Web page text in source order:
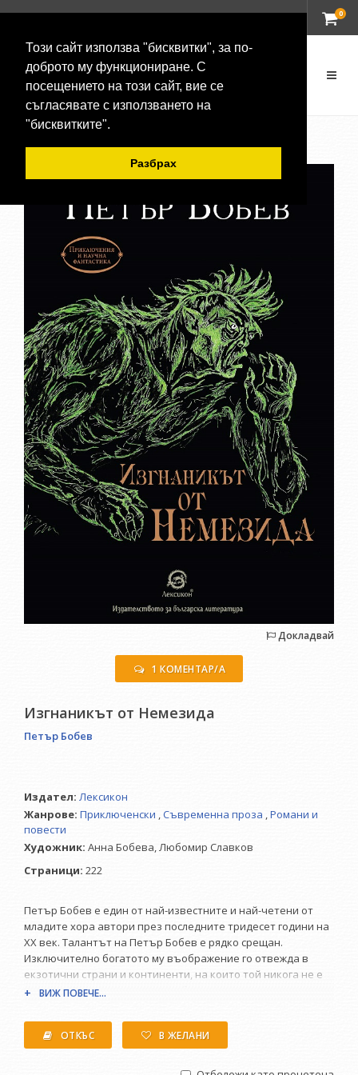
Този сайт използва "бисквитки", за по-
доброто му функциониране. С
посещението на този сайт, вие се
съгласявате с използването на
"бисквитките".
Разбрах
0
Докладвай
1 КОМЕНТАР/А
Изгнаникът от Немезида
Петър Бобев
Издател: Лексикон
Жанрове: Приключенски ,Съвременна проза ,Романи и
повести
Художник: Анна Бобева,Любомир Славков
Страници: 222
Петър Бобев е един от най-известните и най-четени от
младите хора автори през последните тридесет години на
XX век. Талантът на Петър Бобев е рядко срещан.
Изключително богатото му въображение го отвежда в
екзотични страни и континенти, на които той никога не е
стъпвал. Разказаното за тях обаче звучи така
Романът му "Изгнаникът от Немезида", който сега се
ВИЖ ПОВЕЧЕ...
ОТКЪС В ЖЕЛАНИ